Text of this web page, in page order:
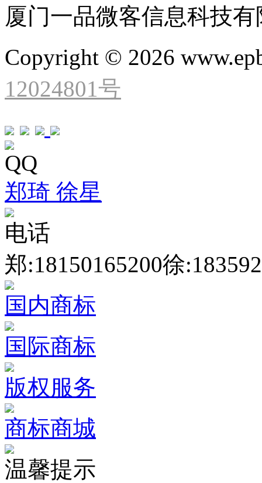
厦门一品微客信息科技
Copyright © 2026
12024801号
QQ
郑琦 徐星
电话
郑:18150165200徐
国内商标
国际商标
版权服务
商标商城
温馨提示